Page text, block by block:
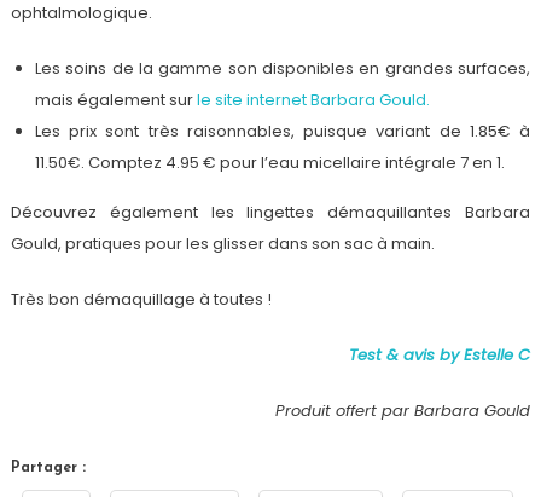
ophtalmologique.
Les soins de la gamme son disponibles en grandes surfaces,
mais également surle site internet Barbara Gould.
Les prix sont très raisonnables, puisque variant de 1.85€ à
11.50€. Comptez 4.95 € pour l’eau micellaire intégrale 7 en 1.
Découvrez également les lingettes démaquillantes Barbara
Gould, pratiques pour les glisser dans son sac à main.
Très bon démaquillage à toutes !
Test & avis by Estelle C
Produit offert par Barbara Gould
Partager :